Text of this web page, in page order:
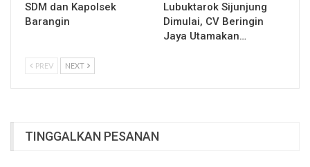
SDM dan Kapolsek
Barangin
Lubuktarok Sijunjung
Dimulai, CV Beringin
Jaya Utamakan…
PREV NEXT
TINGGALKAN PESANAN